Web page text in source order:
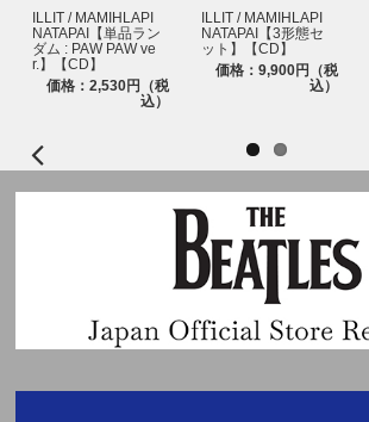
ILLIT / MAMIHLAPI
NATAPAI【単品ラン
ダム : PAW PAW ve
r.】【CD】
価格：2,530円（税
込）
ILLIT / MAMIHLAPI
NATAPAI【3形態セ
ット】【CD】
価格：9,900円（税
込）